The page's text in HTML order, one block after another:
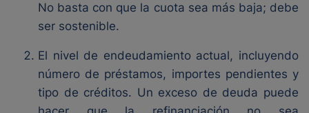
No basta con que la cuota sea más baja; debe
ser sostenible.
El nivel de endeudamiento actual, incluyendo
número de préstamos, importes pendientes y
tipo de créditos. Un exceso de deuda puede